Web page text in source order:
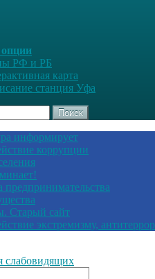
РФ и РБ
карта
станция Уфа
Поиск
информирует
коррупции
предпринимательства
Старый сайт
экстремизму, антитеррор
слабовидящих